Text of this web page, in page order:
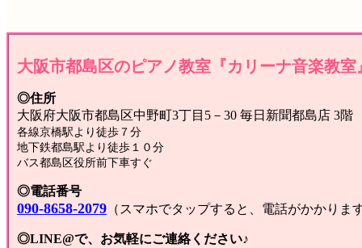
大阪市都島区のピアノ教室『カリーナ音楽教室
◎住所
大阪府大阪市都島区中野町3丁目5－30 毎日新聞都島店 3階
各線京橋駅より徒歩７分
地下鉄都島駅より徒歩１０分
バス都島区役所前下車すぐ
◎電話番号
090-8658-2079 （スマホでタップすると、電話がかかりま
◎LINE@で、お気軽にご連絡ください♪